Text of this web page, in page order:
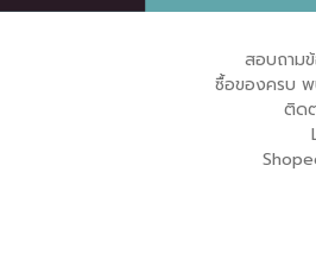
สอบถาม
ซื้อของครบ
ติด